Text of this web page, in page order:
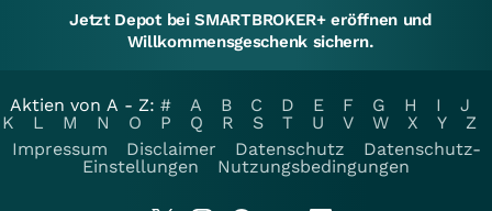
Jetzt Depot bei SMARTBROKER+ eröffnen und
Willkommensgeschenk sichern.
Aktien von A - Z: # A B C D E F G H I
J
K
L M N O P Q R S T U V W X Y
Z
Impressum
Disclaimer Datenschutz
Datenschutz-
Einstellungen
Nutzungsbedingungen